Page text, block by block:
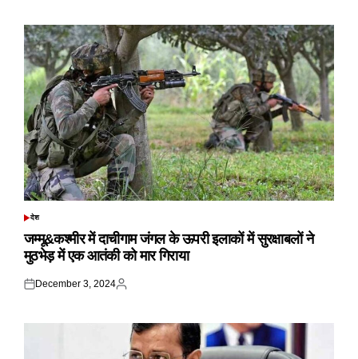
POSTED
देश
जम्मू&कश्मीर में दाचीगाम जंगल के ऊपरी इलाकों में सुरक्षाबलों ने
मुठभेड़ में एक आतंकी को मार गिराया
Posted
December 3, 2024
Posted